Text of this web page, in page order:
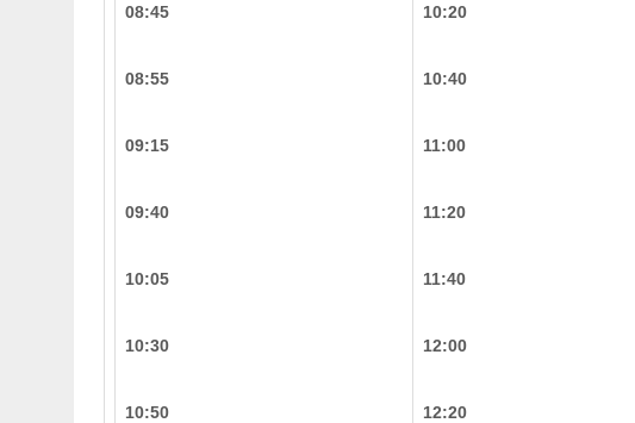
08:45 10:20
08:55 10:40
09:15 11:00
09:40 11:20
10:05 11:40
10:30 12:00
10:50 12:20